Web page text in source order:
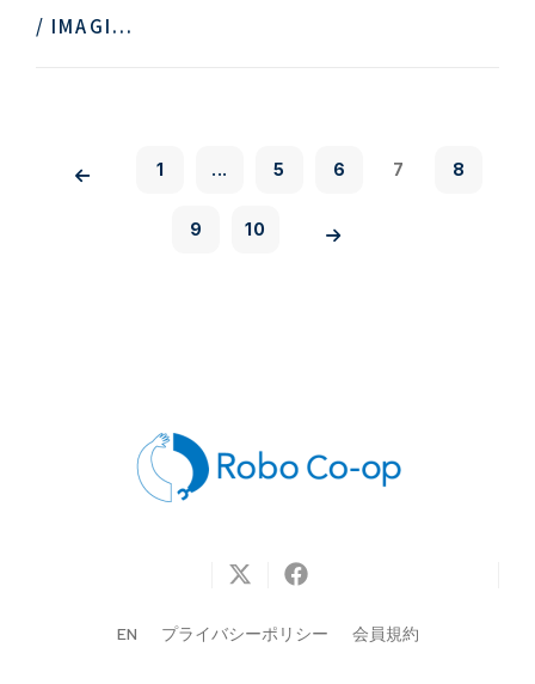
/ IMAGI...
1 ... 5 6 7 8
9 10
EN プライバシーポリシー 会員規約